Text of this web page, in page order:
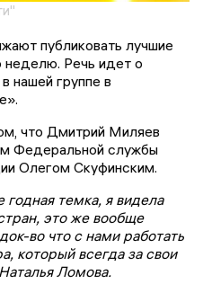
публиковать лучшие
Речь идет о
нашей группе в
что Дмитрий Миляев
Федеральной службы
Олегом Скуфинским.
темка, я видела
это же вообще
во что с нами работать
который всегда за свои
Ломова.